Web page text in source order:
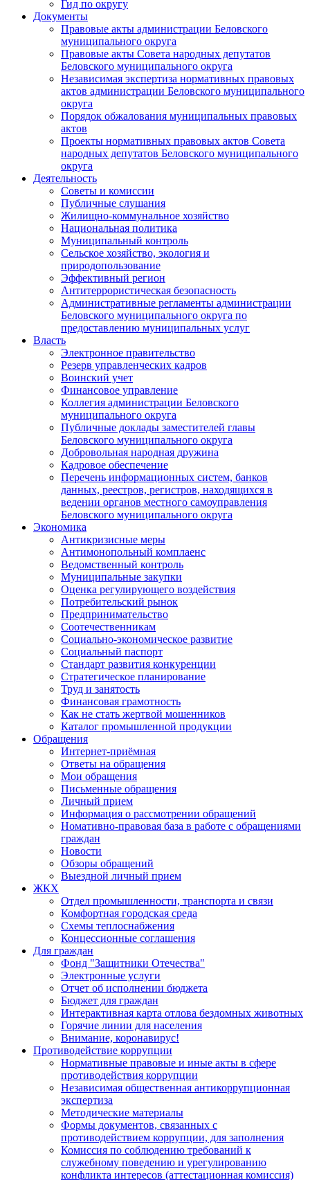
Гид по округу
Документы
Правовые акты администрации Беловского
муниципального округа
Правовые акты Совета народных депутатов
Беловского муниципального округа
Независимая экспертиза нормативных правовых
актов администрации Беловского муниципального
округа
Порядок обжалования муниципальных правовых
актов
Проекты нормативных правовых актов Совета
народных депутатов Беловского муниципального
округа
Деятельность
Советы и комиссии
Публичные слушания
Жилищно-коммунальное хозяйство
Национальная политика
Муниципальный контроль
Сельское хозяйство, экология и
природопользование
Эффективный регион
Антитеррористическая безопасность
Административные регламенты администрации
Беловского муниципального округа по
предоставлению муниципальных услуг
Власть
Электронное правительство
Резерв управленческих кадров
Воинский учет
Финансовое управление
Коллегия администрации Беловского
муниципального округа
Публичные доклады заместителей главы
Беловского муниципального округа
Добровольная народная дружина
Кадровое обеспечение
Перечень информационных систем, банков
данных, реестров, регистров, находящихся в
ведении органов местного самоуправления
Беловского муниципального округа
Экономика
Антикризисные меры
Антимонопольный комплаенс
Ведомственный контроль
Муниципальные закупки
Оценка регулирующего воздействия
Потребительский рынок
Предпринимательство
Соотечественникам
Социально-экономическое развитие
Социальный паспорт
Стандарт развития конкуренции
Стратегическое планирование
Труд и занятость
Финансовая грамотность
Как не стать жертвой мошенников
Каталог промышленной продукции
Обращения
Интернет-приёмная
Ответы на обращения
Мои обращения
Письменные обращения
Личный прием
Информация о рассмотрении обращений
Номативно-правовая база в работе с обращениями
граждан
Новости
Обзоры обращений
Выездной личный прием
ЖКХ
Отдел промышленности, транспорта и связи
Комфортная городская среда
Схемы теплоснабжения
Концессионные соглашения
Для граждан
Фонд "Защитники Отечества"
Электронные услуги
Отчет об исполнении бюджета
Бюджет для граждан
Интерактивная карта отлова бездомных животных
Горячие линии для населения
Внимание, коронавирус!
Противодействие коррупции
Нормативные правовые и иные акты в сфере
противодействия коррупции
Независимая общественная антикоррупционная
экспертиза
Методические материалы
Формы документов, связанных с
противодействием коррупции, для заполнения
Комиссия по соблюдению требований к
служебному поведению и урегулированию
конфликта интересов (аттестационная комиссия)